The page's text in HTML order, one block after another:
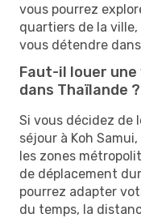
vous pourrez
quartiers de la
vous détendre
Faut-il louer
dans Thaïlande ?
Si vous décidez de
séjour à Koh
les zones
de déplacement
pourrez adapter
du temps, la